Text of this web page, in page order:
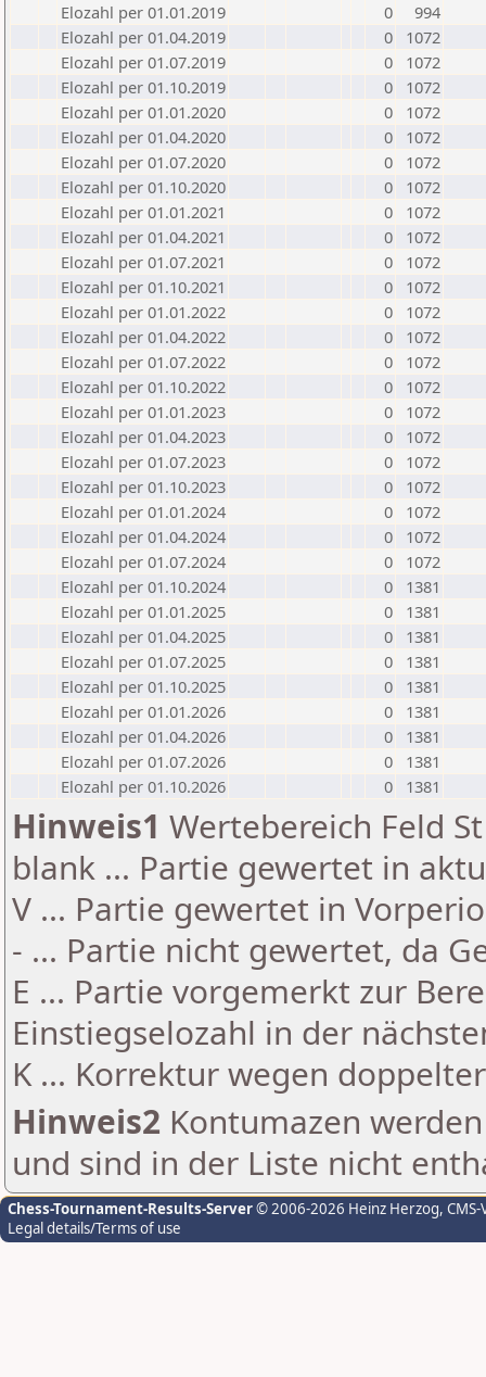
Elozahl per 01.01.2019
0
994
Elozahl per 01.04.2019
0
1072
Elozahl per 01.07.2019
0
1072
Elozahl per 01.10.2019
0
1072
Elozahl per 01.01.2020
0
1072
Elozahl per 01.04.2020
0
1072
Elozahl per 01.07.2020
0
1072
Elozahl per 01.10.2020
0
1072
Elozahl per 01.01.2021
0
1072
Elozahl per 01.04.2021
0
1072
Elozahl per 01.07.2021
0
1072
Elozahl per 01.10.2021
0
1072
Elozahl per 01.01.2022
0
1072
Elozahl per 01.04.2022
0
1072
Elozahl per 01.07.2022
0
1072
Elozahl per 01.10.2022
0
1072
Elozahl per 01.01.2023
0
1072
Elozahl per 01.04.2023
0
1072
Elozahl per 01.07.2023
0
1072
Elozahl per 01.10.2023
0
1072
Elozahl per 01.01.2024
0
1072
Elozahl per 01.04.2024
0
1072
Elozahl per 01.07.2024
0
1072
Elozahl per 01.10.2024
0
1381
Elozahl per 01.01.2025
0
1381
Elozahl per 01.04.2025
0
1381
Elozahl per 01.07.2025
0
1381
Elozahl per 01.10.2025
0
1381
Elozahl per 01.01.2026
0
1381
Elozahl per 01.04.2026
0
1381
Elozahl per 01.07.2026
0
1381
Elozahl per 01.10.2026
0 1381
Hinweis1 Wertebereich Feld
blank ... Partie gewertet in
V ... Partie gewertet in
- ... Partie nicht gewertet, da
E ... Partie vorgemerkt zur
Einstiegselozahl in der
K ... Korrektur wegen
Hinweis2 Kontumazen
und sind in der Liste nicht
Chess-Tournament-Results-Server© 2006-2026 Heinz Herzog,
Legal details/Terms of use